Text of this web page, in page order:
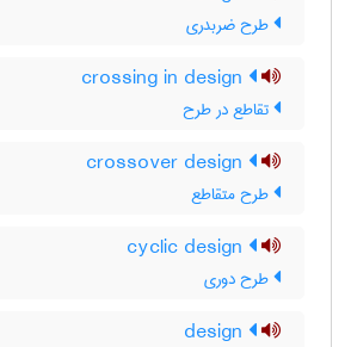
طرح ضربدری
تقاطع در طرح
طرح متقاطع
طرح دوری